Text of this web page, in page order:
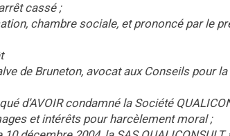
cassé ;
chambre sociale, et prononcé par le
de Bruneton, avocat aux Conseils pour
d’AVOIR condamné la Société
et intérêts pour harcèlement moral ;